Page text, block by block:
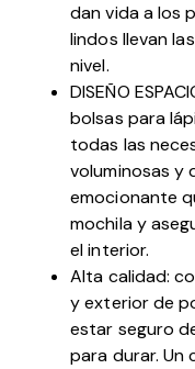
dan vida a los
lindos llevan
nivel.
DISEÑO
bolsas para
todas las
voluminosas y
emocionante
mochila y
el interior.
Alta calidad:
y exterior de
estar seguro
para durar. Un